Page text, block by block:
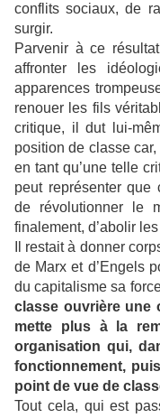
conflits sociaux, de
surgir.
Parvenir à ce
affronter les
apparences
renouer les fils
critique, il dut lui-
position de classe
en tant qu’une telle
peut représenter
de révolutionner le
finalement, d’abolir
Il restait à donner
de Marx et d’Engels
du capitalisme sa
classe ouvrière une
mette plus à la
organisation qui,
fonctionnement,
point de vue de
Tout cela, qui est